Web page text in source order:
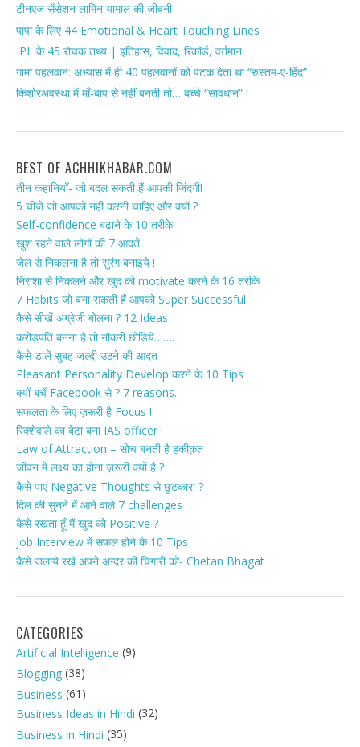
टीनएज सेंसेशन लामिन यामाल की जीवनी
पापा के लिए 44 Emotional & Heart Touching Lines
IPL के 45 रोचक तथ्य | इतिहास, विवाद, रिकॉर्ड, वर्तमान
गामा पहलवान: अभ्यास में ही 40 पहलवानों को पटक देता था “रुस्तम-ए-हिंद”
किशोरअवस्था में माँ-बाप से नहीं बनती तो… बच्चे “सावधान” !
BEST OF ACHHIKHABAR.COM
तीन कहानियाँ- जो बदल सकती हैं आपकी जिंदगी!
5 चीजें जो आपको नहीं करनी चाहिए और क्यों ?
Self-confidence बढाने के 10 तरीके
खुश रहने वाले लोगों की 7 आदतें
जेल से निकलना है तो सुरंग बनाइये !
निराशा से निकलने और खुद को motivate करने के 16 तरीके
7 Habits जो बना सकती हैं आपको Super Successful
कैसे सीखें अंग्रेजी बोलना ? 12 Ideas
करोड़पति बनना है तो नौकरी छोडिये…….
कैसे डालें सुबह जल्दी उठने की आदत
Pleasant Personality Develop करने के 10 Tips
क्यों बचें Facebook से ? 7 reasons.
सफलता के लिए ज़रूरी है Focus !
रिक्शेवाले का बेटा बना IAS officer !
Law of Attraction – सोच बनती है हकीक़त
जीवन में लक्ष्य का होना ज़रूरी क्यों है ?
कैसे पाएं Negative Thoughts से छुटकारा ?
दिल की सुनने में आने वाले 7 challenges
कैसे रखता हूँ मैं खुद को Positive ?
Job Interview में सफल होने के 10 Tips
कैसे जलाये रखें अपने अन्दर की चिंगारी को- Chetan Bhagat
CATEGORIES
Artificial Intelligence (9)
Blogging (38)
Business (61)
Business Ideas in Hindi (32)
Business in Hindi (35)